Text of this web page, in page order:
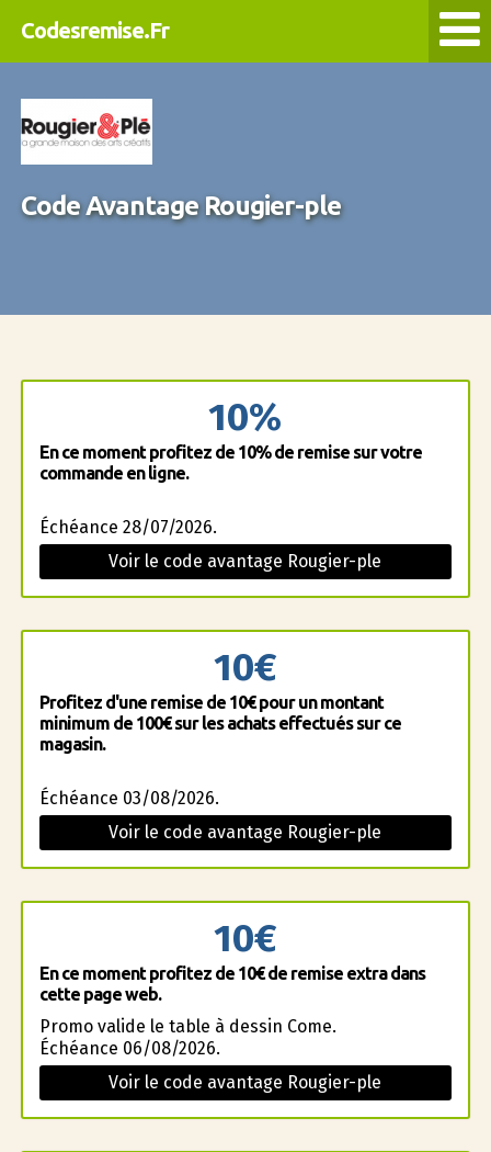
Codesremise.Fr
Code Avantage Rougier-ple
10%
En ce moment profitez de 10% de remise sur votre
commande en ligne.
Échéance 28/07/2026.
Voir le code avantage Rougier-ple
10€
Profitez d'une remise de 10€ pour un montant
minimum de 100€ sur les achats effectués sur ce
magasin.
Échéance 03/08/2026.
Voir le code avantage Rougier-ple
10€
En ce moment profitez de 10€ de remise extra dans
cette page web.
Promo valide le table à dessin Come.
Échéance 06/08/2026.
Voir le code avantage Rougier-ple